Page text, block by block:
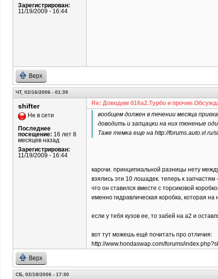
Зарегистрирован:
11/19/2009 - 16:44
Верх
ЧТ, 02/16/2006 - 01:39
shifter
Не в сети
Последнее
посещение: 16 лет 8
месяцев назад
Зарегистрирован:
11/19/2009 - 16:44
Re: Доводим б16а2.Турбо и
вообщем должен в течении месяца
доводить и запцацки на них тюненые
Таже темка еще на http://forums.auto.vl.ru/
карочи. принципиальной разницы нету
взялись эти 10 лошадек. теперь к
что он ставился вместе с торсиковой
именно гидравлическая коробка, которая на
если у тебя кузов ее, то забей на а2 и
вот тут можешь ещё почитать про отличия:
http://www.hondaswap.com/forums/
Верх
СБ, 02/18/2006 - 17:30